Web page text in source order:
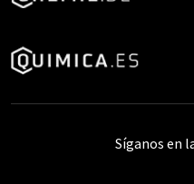
Síganos en